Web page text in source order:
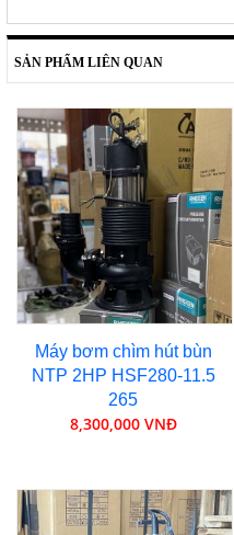
SẢN PHẨM LIÊN QUAN
Máy bơm chìm hút bùn
NTP 2HP HSF280-11.5
265
8,300,000 VNĐ